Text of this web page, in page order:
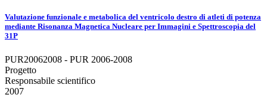
Valutazione funzionale e metabolica del ventricolo destro di atleti di potenza
mediante Risonanza Magnetica Nucleare per Immagini e Spettroscopia del
31P
PUR20062008 - PUR 2006-2008
Progetto
Responsabile scientifico
2007